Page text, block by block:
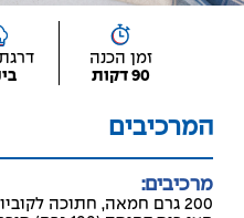
זמן הכנה
90 דקות
המרכיבים
מרכיבים:
200 גרם חמאה, חתוכה לקוביות